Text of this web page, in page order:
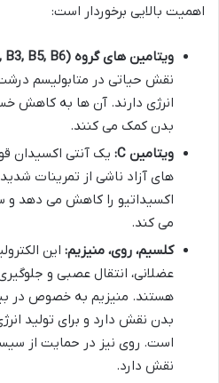
اهمیت بالایی برخوردار است:
ویتامین های گروه B (B1, B2, B3, B5, B6):
نقش حیاتی در متابولیسم
انرژی دارند. آن ها به کاهش
بدن کمک می کنند.
ویتامین C:
یک آنتی اکسیدان
های آزاد ناشی از تمرینات
اکسیداتیو را کاهش می دهد و
می کند.
کلسیم، روی، منیزیم: این
عضلانی، انتقال عصبی و
بدن نقش دارد و برای تولید
است. روی نیز در حمایت از
نقش دارد.